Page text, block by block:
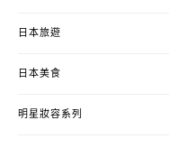
日本旅遊
日本美食
明星妝容系列